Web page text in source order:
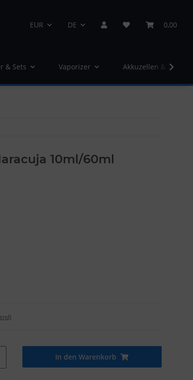
EUR DE 0,00
& Sets Vaporizer Akkuzellen &
10ml/60ml
In den Warenkorb